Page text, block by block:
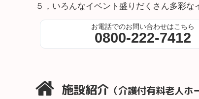
５，いろんなイベント盛りだくさん多彩な
お電話でのお問い合わせはこちら
0800-222-7412
施設紹介 （介護付有料老人ホ